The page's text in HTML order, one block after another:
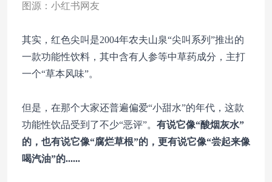
图源：小红书网友
其实，红色尖叫是2004年农夫山泉“尖叫系列 ”推出的
一款功能性饮料，其中含有人参等中草药成分，主打
一个“草本风味”。
但是，在那个大家还普遍偏爱“小甜水”的年代，这款
功能性饮品受到了不少“恶评”。 有说它像“酸烟灰水”
的，也有说它像“腐烂草根”的，更有说它像“尝起来像
喝汽油”的......